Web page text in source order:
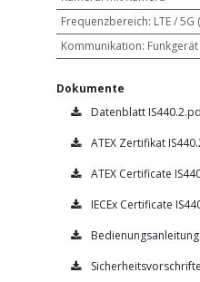
Frequenzbereich: LTE /
Kommunikation: Funkgerät
Dokumente
Datenblatt
ATEX Zertifikat
ATEX Certificate
IECEx Certificate